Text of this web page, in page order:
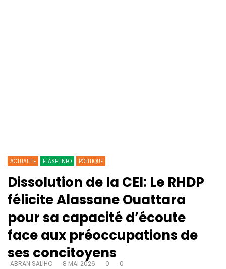
ACTUALITE FLASH INFO POLITIQUE
Dissolution de la CEI: Le RHDP
félicite Alassane Ouattara
pour sa capacité d’écoute
face aux préoccupations de
ses concitoyens
ABRAN SALIHO 8 MAI 2026 0 0